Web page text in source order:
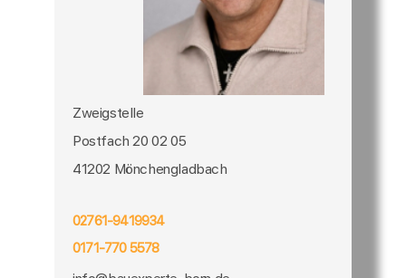
Zweigstelle
Postfach 20 02 05
41202 Mönchengladbach
02761-9419934
0171-770 5578